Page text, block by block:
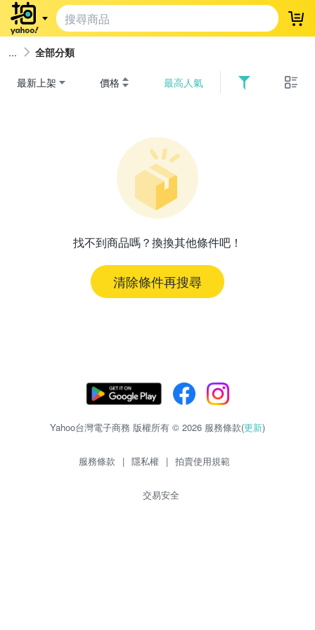
登
全部分類
最新上架 價格 最高人氣
找不到商品嗎？換換其他條件吧！
清除條件再搜尋
Yahoo台灣電子商務 版權所有 © 2026 服務條款(更新)
服務條款 | 隱私權 | 拍賣使用規範
交易安全